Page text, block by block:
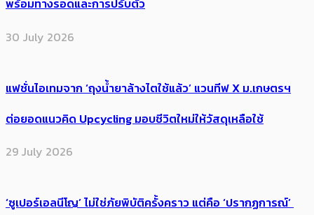
พร้อมทางรอดและการปรับตัว
30 July 2026
แฟชั่นไอเทมจาก ‘ถุงน้ำยาล้างไตใช้แล้ว’ แวนทีฟ X ม.เกษตรฯ
ต่อยอดแนวคิด Upcycling มอบชีวิตใหม่ให้วัสดุเหลือใช้
29 July 2026
‘ซูเปอร์เอลนีโญ’ ไม่ใช่ภัยพิบัติครั้งคราว แต่คือ ‘ปรากฏการณ์’ ​